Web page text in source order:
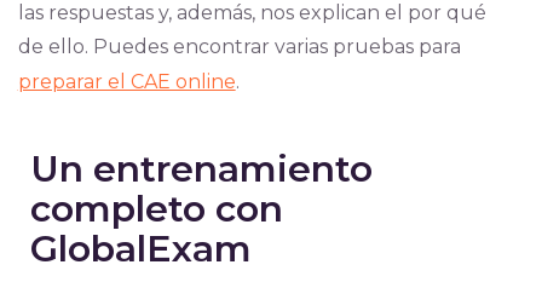
las respuestas y, además, nos explican el por qué
de ello. Puedes encontrar varias pruebas para
preparar el CAE online.
Un entrenamiento
completo con
GlobalExam